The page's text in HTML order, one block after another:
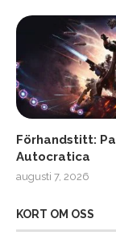
Förhandstitt:
Autocratica
augusti 7, 2026
KORT OM OSS